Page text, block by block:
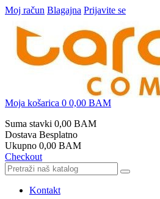
Moj račun Blagajna Prijavite se
Moja košarica 0 0,00 BAM
Suma stavki 0,00 BAM
Dostava Besplatno
Ukupno 0,00 BAM
Checkout
Kontakt